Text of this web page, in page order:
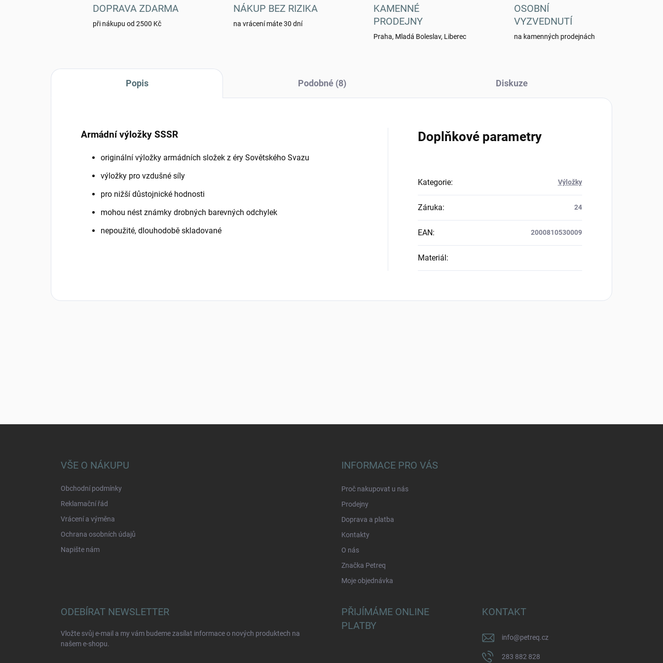
DOPRAVA ZDARMA
při nákupu od 2500 Kč
NÁKUP BEZ RIZIKA
na vrácení máte 30 dní
KAMENNÉ
PRODEJNY
Praha, Mladá Boleslav, Liberec
OSOBNÍ
VYZVEDNUTÍ
na kamenných prodejnách
Popis Podobné (8) Diskuze
Armádní výložky SSSR
originální výložky armádních složek z éry Sovětského Svazu
výložky pro vzdušné síly
pro nižší důstojnické hodnosti
mohou nést známky drobných barevných odchylek
nepoužité, dlouhodobě skladované
Doplňkové parametry
Kategorie: Výložky
Záruka: 24
EAN: 2000810530009
Materiál :
VŠE O NÁKUPU
Obchodní podmínky
Reklamační řád
Vrácení a výměna
Ochrana osobních údajů
Napište nám
INFORMACE PRO VÁS
Proč nakupovat u nás
Prodejny
Doprava a platba
Kontakty
O nás
Značka Petreq
Moje objednávka
ODEBÍRAT NEWSLETTER
Vložte svůj e-mail a my vám budeme zasílat informace o nových produktech na
našem e-shopu.
PŘIJÍMÁME ONLINE
PLATBY
KONTAKT
info@petreq.cz
283 882 828